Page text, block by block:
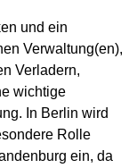
und ein
Verwaltung(en),
Verladern,
wichtige
In Berlin wird
Rolle
ein, da